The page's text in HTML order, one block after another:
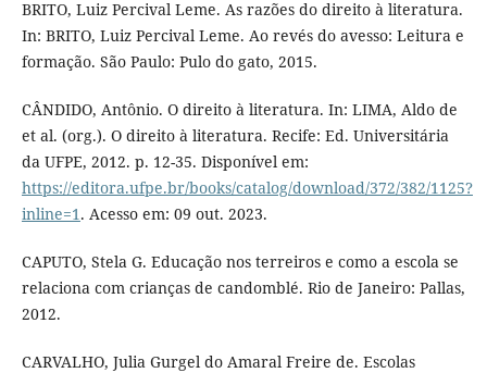
BRITO, Luiz Percival Leme. As razões do direito à literatura.
In: BRITO, Luiz Percival Leme. Ao revés do avesso: Leitura e
formação. São Paulo: Pulo do gato, 2015.
CÂNDIDO, Antônio. O direito à literatura. In: LIMA, Aldo de
et al. (org.). O direito à literatura. Recife: Ed. Universitária
da UFPE, 2012. p. 12-35. Disponível em:
https://editora.ufpe.br/books/catalog/download/372/382/1125?
inline=1 . Acesso em: 09 out. 2023.
CAPUTO, Stela G. Educação nos terreiros e como a escola se
relaciona com crianças de candomblé. Rio de Janeiro: Pallas,
2012.
CARVALHO, Julia Gurgel do Amaral Freire de. Escolas